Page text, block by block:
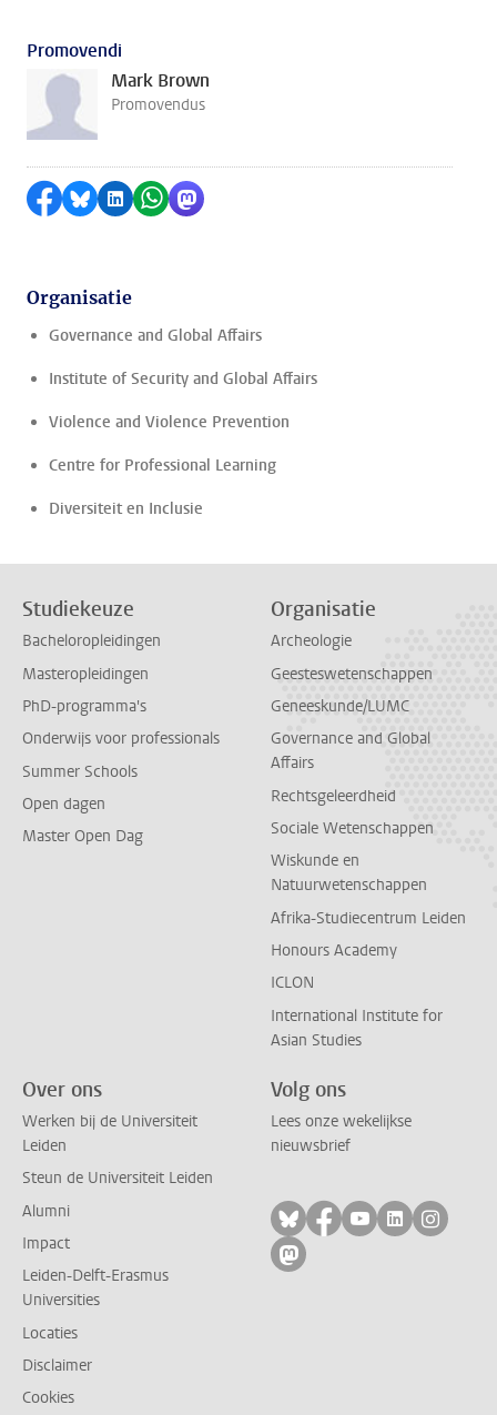
Promovendi
Mark Brown
Promovendus
Delen op Facebook
Delen via Bluesky
Delen op LinkedIn
Delen via WhatsApp
Delen via Mastodon
Organisatie
Governance and Global Affairs
Institute of Security and Global Affairs
Violence and Violence Prevention
Centre for Professional Learning
Diversiteit en Inclusie
Studiekeuze
Bacheloropleidingen
Masteropleidingen
PhD-programma's
Onderwijs voor professionals
Summer Schools
Open dagen
Master Open Dag
Organisatie
Archeologie
Geesteswetenschappen
Geneeskunde/LUMC
Governance and Global
Affairs
Rechtsgeleerdheid
Sociale Wetenschappen
Wiskunde en
Natuurwetenschappen
Afrika-Studiecentrum Leiden
Honours Academy
ICLON
International Institute for
Asian Studies
Over ons
Werken bij de Universiteit
Leiden
Steun de Universiteit Leiden
Alumni
Impact
Leiden-Delft-Erasmus
Universities
Locaties
Disclaimer
Cookies
Volg ons
Lees onze wekelijkse
nieuwsbrief
Volg ons op bluesky
Volg ons op
Volg ons op
Volg ons
Volg
Volg ons op mastodon